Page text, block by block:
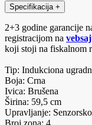
Specifikacija +
2+3 godine garancije
registracijom na
koji stoji na fiskalnom
Tip: Indukciona
Boja: Crna
Ivica: Brušena
Širina: 59,5 cm
Upravljanje:
Broj zona: 4